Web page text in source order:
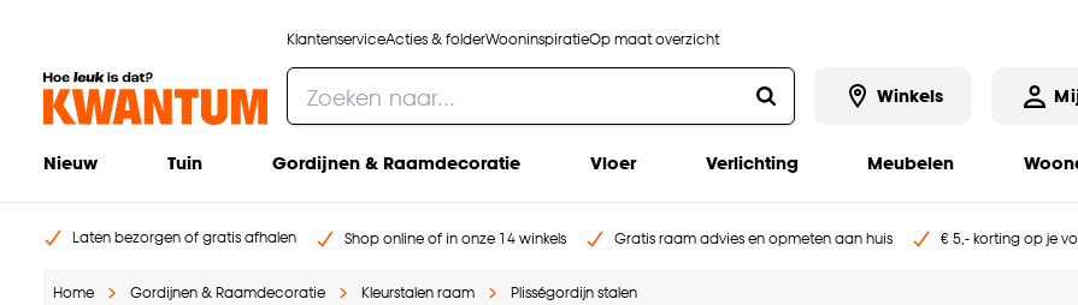
KlantenserviceActies & folderWooninspiratieOp maat overzicht
Winkels
Nieuw Tuin Gordijnen & Raamdecoratie Vloer Verlichting Meubelen
Laten bezorgen of gratis afhalen Shop online of in onze 14 winkels Gratis raam advies en opmeten aan huis € 5,- korting op je
Home Gordijnen & Raamdecoratie Kleurstalen raam Plisségordijn stalen